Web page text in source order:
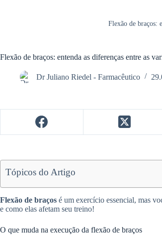
Flexão de braços:
Flexão de braços: entenda as diferenças entre as
Dr Juliano Riedel - Farmacêutico
Tópicos do Artigo
Flexão de braços é um exercício essencial, mas
e como elas afetam seu treino!
O que muda na execução da flexão de braços